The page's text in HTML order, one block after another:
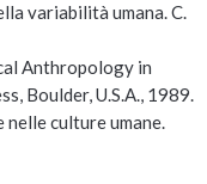
variabilità umana. C.
Anthropology in
Boulder, U.S.A., 1989.
nelle culture umane.